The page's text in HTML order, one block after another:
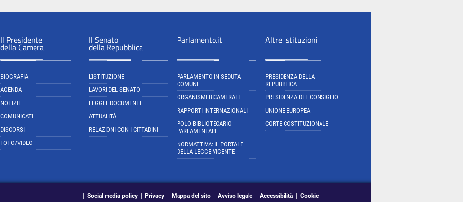
Il Presidente
della Camera
BIOGRAFIA
AGENDA
NOTIZIE
COMUNICATI
DISCORSI
FOTO/VIDEO
Il Senato
della Repubblica
L'ISTITUZIONE
LAVORI DEL SENATO
LEGGI E DOCUMENTI
ATTUALITÀ
RELAZIONI CON I CITTADINI
Parlamento.it
PARLAMENTO IN SEDUTA
COMUNE
ORGANISMI BICAMERALI
RAPPORTI INTERNAZIONALI
POLO BIBLIOTECARIO
PARLAMENTARE
NORMATTIVA: IL PORTALE
DELLA LEGGE VIGENTE
Altre istituzioni
PRESIDENZA DELLA
REPUBBLICA
PRESIDENZA DEL CONSIGLIO
UNIONE EUROPEA
CORTE COSTITUZIONALE
Social media policy Privacy Mappa del sito Avviso legale Accessibilità Cookie